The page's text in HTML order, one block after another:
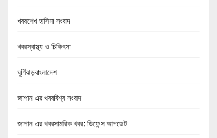
খবরশেখ হাসিনা সংবাদ
খবরস্বাস্থ্য ও চিকিৎসা
ঘূর্ণিঝড়বাংলাদেশ
জাপান এর খবরবিশ্ব সংবাদ
জাপান এর খবরসামরিক খবর: ডিফেন্স আপডেট